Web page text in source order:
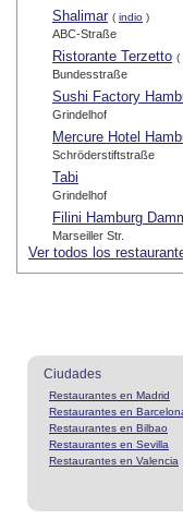
Shalimar ( indio )
ABC-Straße
Ristorante Terzetto (
Bundesstraße
Sushi Factory
Grindelhof
Mercure Hotel
Schröderstiftstraße
Tabi
Grindelhof
Filini Hamburg
Marseiller Str.
Ver todos los
Ciudades
Restaurantes en Madrid
Restaurantes en
Restaurantes en Bilbao
Restaurantes en Sevilla
Restaurantes en Valencia